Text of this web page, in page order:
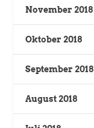
November 2018
Oktober 2018
September 2018
August 2018